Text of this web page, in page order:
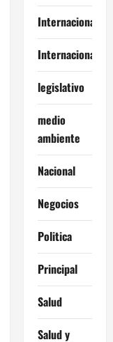
Internacional
Internacionales
legislativo
medio
ambiente
Nacional
Negocios
Politica
Principal
Salud
Salud y